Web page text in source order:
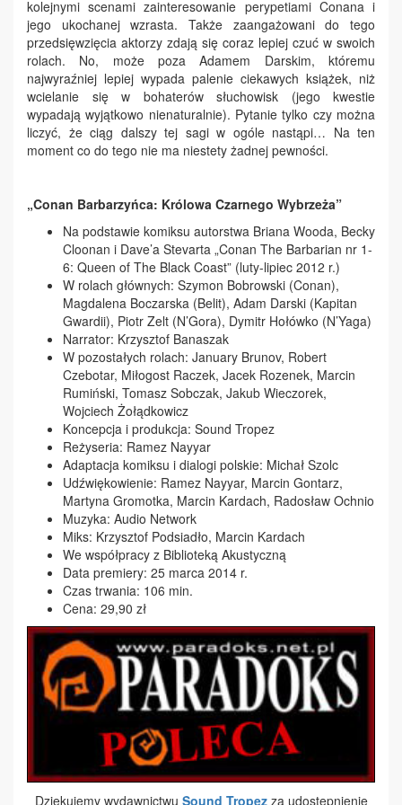
kolejnymi scenami zainteresowanie perypetiami Conana i
jego ukochanej wzrasta. Także zaangażowani do tego
przedsięwzięcia aktorzy zdają się coraz lepiej czuć w swoich
rolach. No, może poza Adamem Darskim, któremu
najwyraźniej lepiej wypada palenie ciekawych książek, niż
wcielanie się w bohaterów słuchowisk (jego kwestie
wypadają wyjątkowo nienaturalnie). Pytanie tylko czy można
liczyć, że ciąg dalszy tej sagi w ogóle nastąpi… Na ten
moment co do tego nie ma niestety żadnej pewności.
„Conan Barbarzyńca: Królowa Czarnego Wybrzeża”
Na podstawie komiksu autorstwa Briana Wooda, Becky
Cloonan i Dave’a Stevarta „Conan The Barbarian nr 1-
6: Queen of The Black Coast” (luty-lipiec 2012 r.)
W rolach głównych: Szymon Bobrowski (Conan),
Magdalena Boczarska (Belit), Adam Darski (Kapitan
Gwardii), Piotr Zelt (N’Gora), Dymitr Hołówko (N’Yaga)
Narrator: Krzysztof Banaszak
W pozostałych rolach: January Brunov, Robert
Czebotar, Miłogost Raczek, Jacek Rozenek, Marcin
Rumiński, Tomasz Sobczak, Jakub Wieczorek,
Wojciech Żołądkowicz
Koncepcja i produkcja: Sound Tropez
Reżyseria: Ramez Nayyar
Adaptacja komiksu i dialogi polskie: Michał Szolc
Udźwiękowienie: Ramez Nayyar, Marcin Gontarz,
Martyna Gromotka, Marcin Kardach, Radosław Ochnio
Muzyka: Audio Network
Miks: Krzysztof Podsiadło, Marcin Kardach
We współpracy z Biblioteką Akustyczną
Data premiery: 25 marca 2014 r.
Czas trwania: 106 min.
Cena: 29,90 zł
Dziękujemy wydawnictwu Sound Tropezza udostępnienie